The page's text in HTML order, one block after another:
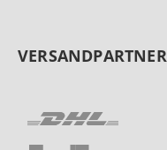
VERSANDPARTNER